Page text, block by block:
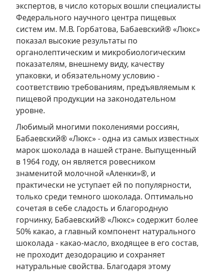
экспертов, в число которых вошли специалисты
Федерального научного центра пищевых
систем им. М.В. Горбатова, Бабаевский® «Люкс»
показал высокие результаты по
органолептическим и микробиологическим
показателям, внешнему виду, качеству
упаковки, и обязательному условию -
соответствию требованиям, предъявляемым к
пищевой продукции на законодательном
уровне.
Любимый многими поколениями россиян,
Бабаевский® «Люкс» - одна из самых известных
марок шоколада в нашей стране. Выпущенный
в 1964 году, он является ровесником
знаменитой молочной «Аленки»®, и
практически не уступает ей по популярности,
только среди темного шоколада. Оптимально
сочетая в себе сладость и благородную
горчинку, Бабаевский® «Люкс» содержит более
50% какао, а главный компонент натурального
шоколада - какао-масло, входящее в его состав,
не проходит дезодорацию и сохраняет
натуральные свойства. Благодаря этому